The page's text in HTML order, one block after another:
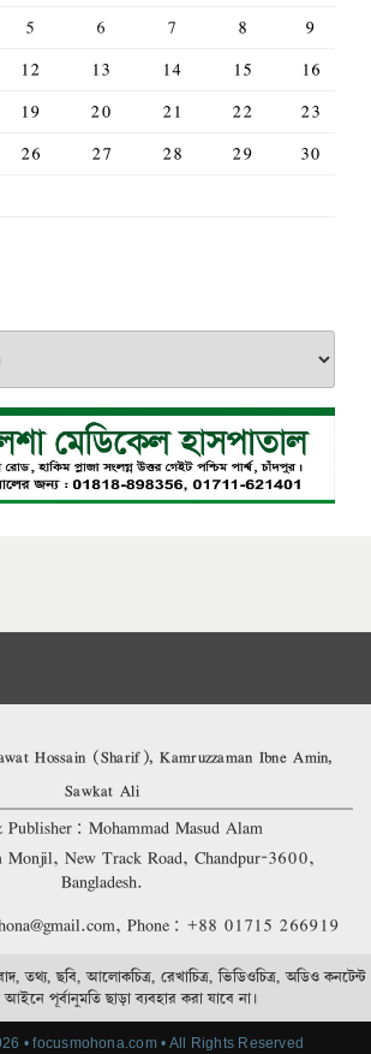
5 6 7 8
9
12 13 14 15
16
19 20 21 22
23
26 27 28 29
30
Hossain (Sharif), Kamruzzaman Ibne Amin,
Sawkat Ali
Mohammad Masud Alam
New Track Road, Chandpur-3600,
Bangladesh.
Phone: +88 01715 266919
তথ্য, ছবি, আলোকচিত্র, রেখাচিত্র, ভিডিওচিত্র, অডিও কনটেন্ট
পূর্বানুমতি ছাড়া ব্যবহার করা যাবে না।
• focusmohona.com • All Rights Reserved